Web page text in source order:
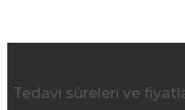
Tedavi süreleri ve